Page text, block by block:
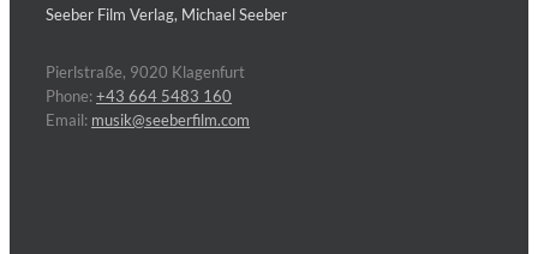
Seeber Film Verlag, Michael Seeber
Pierlstraße, 9020 Klagenfurt
Phone:+43 664 5483 160
Email: musik@seeberfilm.com